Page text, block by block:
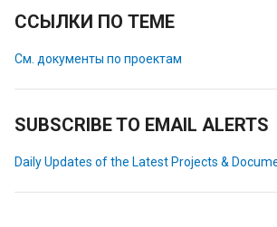
ССЫЛКИ ПО ТЕМЕ
См. документы по проектам
SUBSCRIBE TO EMAIL ALERTS
Daily Updates of the Latest Projects &